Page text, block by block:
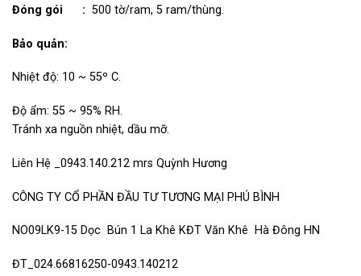
Đóng gói : 500 tờ/ram, 5 ram/thùng.
Bảo quản:
Nhiệt độ: 10 ~ 55º C.
Độ ẩm: 55 ~ 95% RH.
Tránh xa nguồn nhiệt, dầu mỡ.
Liên Hệ _0943.140.212 mrs Quỳnh Hương
CÔNG TY CỔ PHẦN ĐẦU TƯ TƯƠNG MẠI PHÚ BÌNH
NO09LK9-15 Dọc Bún 1 La Khê KĐT Văn Khê Hà Đông HN
ĐT_024.66816250-0943.140212